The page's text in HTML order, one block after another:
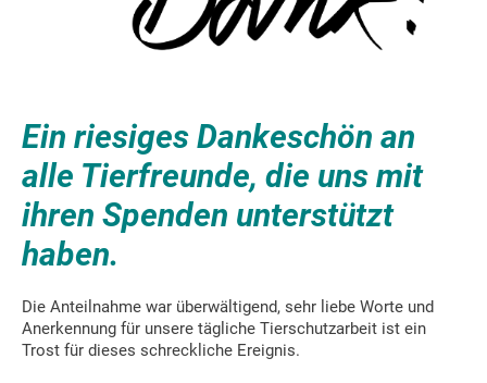
Ein riesiges Dankeschön an
alle Tierfreunde, die uns mit
ihren Spenden unterstützt
haben.
Die Anteilnahme war überwältigend, sehr liebe Worte und
Anerkennung für unsere tägliche Tierschutzarbeit ist ein
Trost für dieses schreckliche Ereignis.